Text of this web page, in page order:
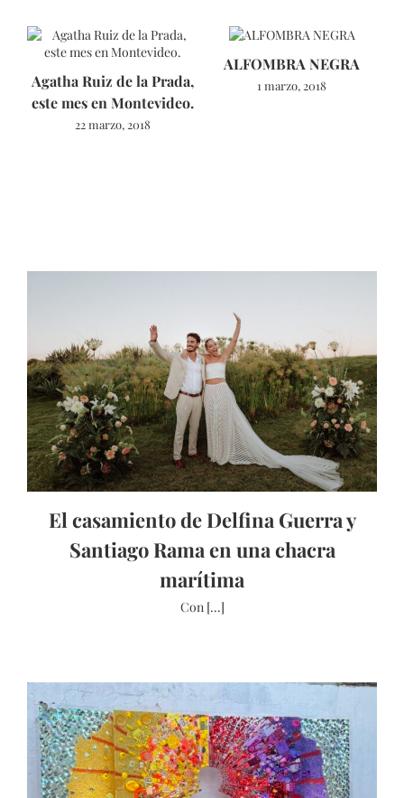
Agatha Ruiz de la Prada,
este mes en Montevideo.
22 marzo, 2018
ALFOMBRA NEGRA
1 marzo, 2018
El casamiento de Delfina Guerra y
Santiago Rama en una chacra
marítima
Con [...]